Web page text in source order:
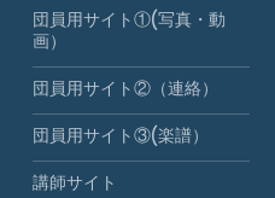
団員用サイト①(写真・動
画）
団員用サイト②（連絡）
団員用サイト③(楽譜）
講師サイト